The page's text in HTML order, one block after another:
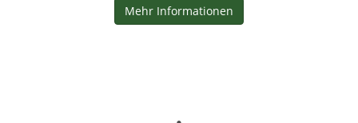
Mehr Informationen